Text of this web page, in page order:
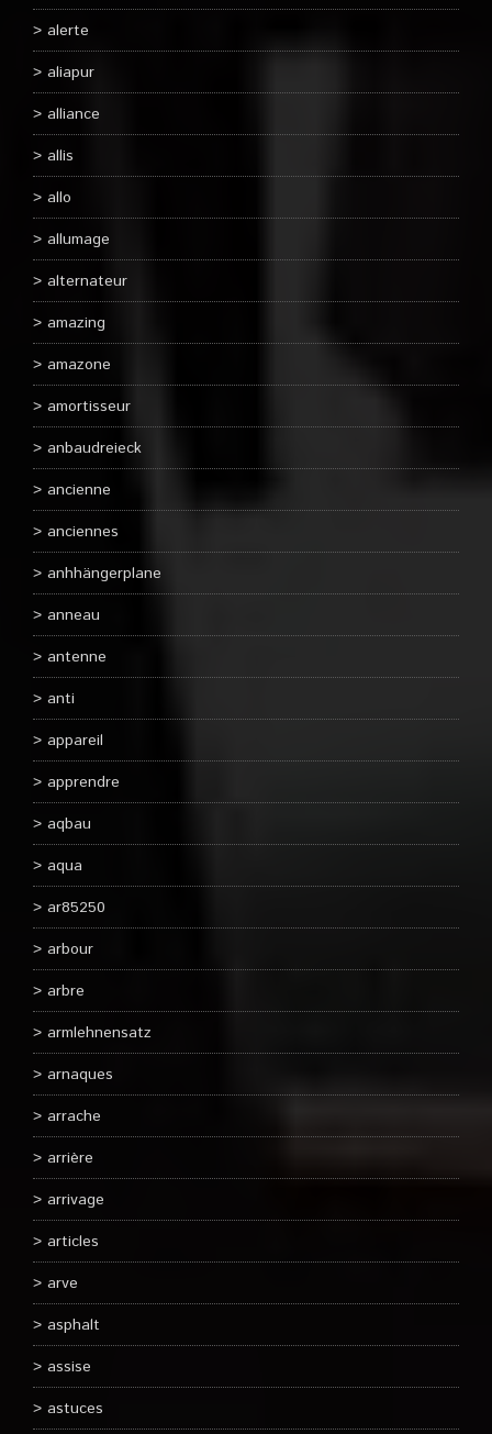
alerte
aliapur
alliance
allis
allo
allumage
alternateur
amazing
amazone
amortisseur
anbaudreieck
ancienne
anciennes
anhhängerplane
anneau
antenne
anti
appareil
apprendre
aqbau
aqua
ar85250
arbour
arbre
armlehnensatz
arnaques
arrache
arrière
arrivage
articles
arve
asphalt
assise
astuces